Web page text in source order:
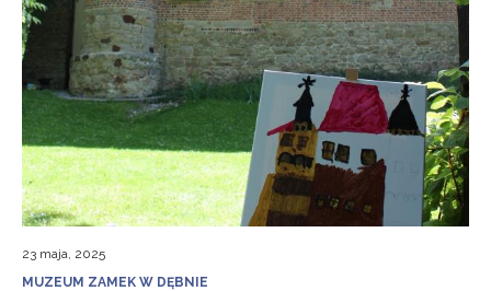
23 maja, 2025
MUZEUM ZAMEK W DĘBNIE